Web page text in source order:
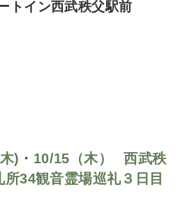
トイン西武秩父駅前
) ・ 10/15（木）
西武秩
34観音霊場巡礼３日目